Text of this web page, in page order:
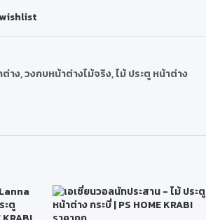
ต่าง,วงกบหน้าต่างไม้จริง,ไม้ ประตู หน้าต่าง